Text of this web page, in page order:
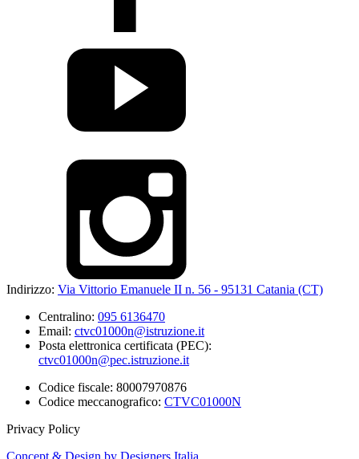
Indirizzo: Via Vittorio Emanuele II n. 56 - 95131 Catania (CT)
Centralino: 095 6136470
Email: ctvc01000n@istruzione.it
Posta elettronica certificata (PEC):
ctvc01000n@pec.istruzione.it
Codice fiscale: 80007970876
Codice meccanografico: CTVC01000N
Privacy Policy
Concept & Design by Designers Italia